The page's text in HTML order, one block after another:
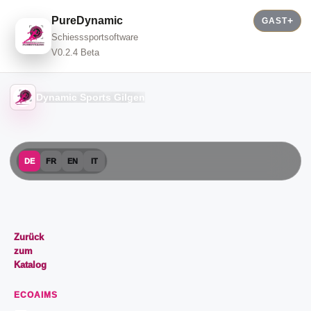
PureDynamic
Schiesssportsoftware
V0.2.4 Beta
GAST
Dynamic Sports Gilgen
DE FR EN IT
Zurück
zum
Katalog
ECOAIMS